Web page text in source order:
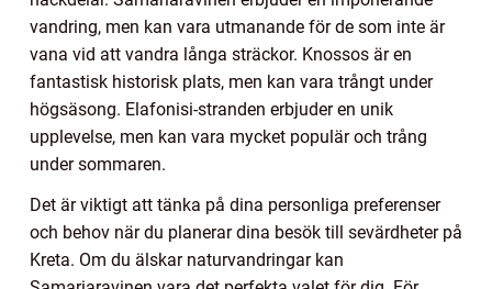
vandring, men kan vara utmanande för de som inte är
vana vid att vandra långa sträckor. Knossos är en
fantastisk historisk plats, men kan vara trångt under
högsäsong. Elafonisi-stranden erbjuder en unik
upplevelse, men kan vara mycket populär och trång
under sommaren.
Det är viktigt att tänka på dina personliga preferenser
och behov när du planerar dina besök till sevärdheter på
Kreta. Om du älskar naturvandringar kan